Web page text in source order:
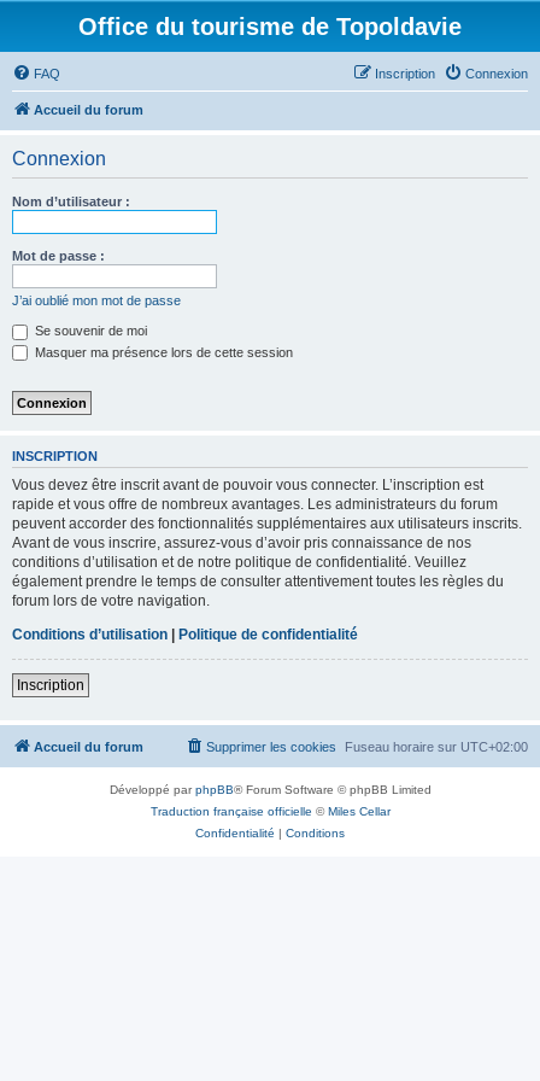
Office du tourisme de Topoldavie
FAQ Connexion
Inscription
Accueil du forum
Connexion
Nom d’utilisateur :
Mot de passe :
J’ai oublié mon mot de passe
Se souvenir de moi
Masquer ma présence lors de cette session
INSCRIPTION
Vous devez être inscrit avant de pouvoir vous connecter. L’inscription est
rapide et vous offre de nombreux avantages. Les administrateurs du forum
peuvent accorder des fonctionnalités supplémentaires aux utilisateurs inscrits.
Avant de vous inscrire, assurez-vous d’avoir pris connaissance de nos
conditions d’utilisation et de notre politique de confidentialité. Veuillez
également prendre le temps de consulter attentivement toutes les règles du
forum lors de votre navigation.
Conditions d’utilisation | Politique de confidentialité
Inscription
Accueil du forum Fuseau horaire sur UTC+02:00
Supprimer les cookies
Développé parphpBB® Forum Software © phpBB Limited
Traduction française officielle ©Miles Cellar
Confidentialité | Conditions